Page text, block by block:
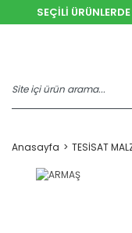
SEÇİLİ
Anasayfa TESİSAT